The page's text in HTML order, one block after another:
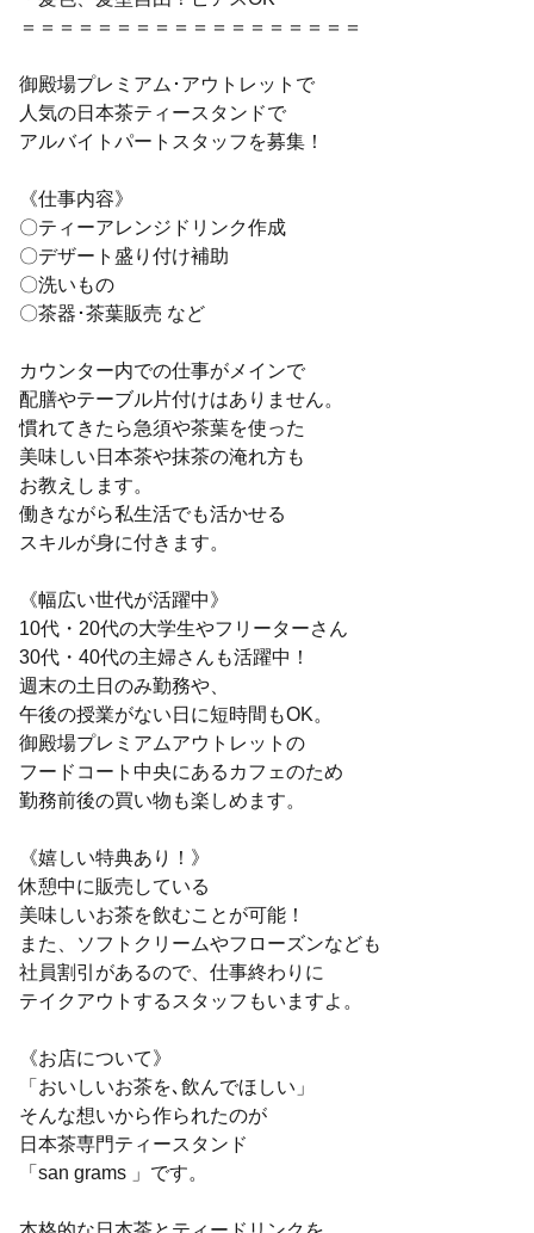
＝＝＝＝＝＝＝＝＝＝＝＝＝＝＝＝＝＝
御殿場プレミアム･アウトレットで
人気の日本茶ティースタンドで
アルバイトパートスタッフを募集！
《仕事内容》
〇ティーアレンジドリンク作成
〇デザート盛り付け補助
〇洗いもの
〇茶器･茶葉販売 など
カウンター内での仕事がメインで
配膳やテーブル片付けはありません。
慣れてきたら急須や茶葉を使った
美味しい日本茶や抹茶の淹れ方も
お教えします。
働きながら私生活でも活かせる
スキルが身に付きます。
《幅広い世代が活躍中》
10代・20代の大学生やフリーターさん
30代・40代の主婦さんも活躍中！
週末の土日のみ勤務や、
午後の授業がない日に短時間もOK。
御殿場プレミアムアウトレットの
フードコート中央にあるカフェのため
勤務前後の買い物も楽しめます。
《嬉しい特典あり！》
休憩中に販売している
美味しいお茶を飲むことが可能！
また、ソフトクリームやフローズンなども
社員割引があるので、仕事終わりに
テイクアウトするスタッフもいますよ。
《お店について》
「おいしいお茶を､飲んでほしい」
そんな想いから作られたのが
日本茶専門ティースタンド
「san grams 」です。